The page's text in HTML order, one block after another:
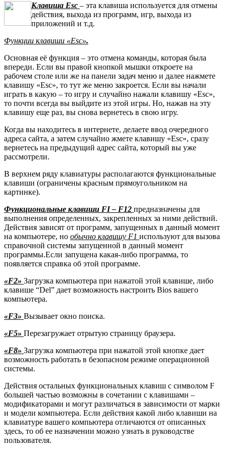
Клавиша Esc – эта клавиша используется для отмены
действия, выхода из программ, игр, выхода из
приложений и т.д.
Функции клавиши «Esc».
Основная её функция – это отмена команды, которая была
впереди. Если вы правой кнопкой мышки откроете на
рабочем столе или же на панели задач меню и далее нажмете
клавишу «Esc», то тут же меню закроется. Если вы начали
играть в какую – то игру и случайно нажали клавишу «Esc»,
то почти всегда вы выйдите из этой игры. Но, нажав на эту
клавишу еще раз, вы снова вернетесь в свою игру.
Когда вы находитесь в интернете, делаете ввод очередного
адреса сайта, а затем случайно жмете клавишу «Esc», сразу
вернетесь на предыдущий адрес сайта, который вы уже
рассмотрели.
В верхнем ряду клавиатуры располагаются функциональные
клавиши (ограничены красным прямоугольником на
картинке).
Функциональные клавиши FI – F12 предназначены для
выполнения определенных, закрепленных за ними действий.
Действия зависят от программ, запущенных в данный момент
на компьютере, но обычно клавишу F1 используют для вызова
справочной системы запущенной в данный момент
программы.Если запущена какая-либо программа, то
появляется справка об этой программе.
«F2» Загрузка компьютера при нажатой этой клавише, либо
клавише “Del” дает возможность настроить Bios вашего
компьютера.
«F3» Вызывает окно поиска.
«F5» Перезагружает отрытую страницу браузера.
«F8» Загрузка компьютера при нажатой этой кнопке дает
возможность работать в безопасном режиме операционной
системы.
Действия остальных функциональных клавиш с символом F
большей частью возможны в сочетании с клавишами –
модификаторами и могут различаться в зависимости от марки
и модели компьютера. Если действия какой либо клавиши на
клавиатуре вашего компьютера отличаются от описанных
здесь, то об ее назначении можно узнать в руководстве
пользователя.